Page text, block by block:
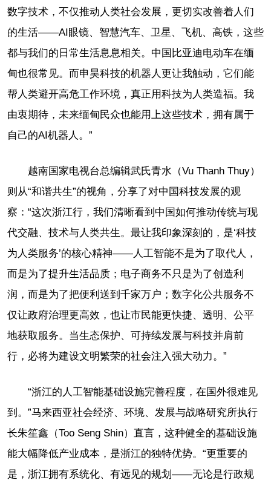
数字技术，不仅推动人类社会发展，更切实改善着人们
的生活——AI眼镜、智慧汽车、卫星、飞机、高铁，这些
都与我们的日常生活息息相关。中国比亚迪电动车在缅
甸也很常见。而申昊科技的机器人更让我触动，它们能
帮人类避开高危工作环境，真正用科技为人类造福。我
由衷期待，未来缅甸民众也能用上这些技术，拥有属于
自己的AI机器人。”
越南国家电视台总编辑武氏青水（Vu Thanh Thuy）
则从“和谐共生”的视角，分享了对中国科技发展的观
察：“这次浙江行，我们清晰看到中国如何推动传统与现
代交融、技术与人类共生。最让我印象深刻的，是‘科技
为人类服务’的核心精神——人工智能不是为了取代人，
而是为了提升生活品质；电子商务不只是为了创造利
润，而是为了把便利送到千家万户；数字化公共服务不
仅让政府治理更高效，也让市民能更快捷、透明、公平
地获取服务。当生态保护、可持续发展与科技并肩前
行，必将为建设文明繁荣的社会注入强大动力。”
“浙江的人工智能基础设施完善程度，在国外很难见
到。”马来西亚社会经济、环境、发展与战略研究所执行
长朱笙鑫（Too Seng Shin）直言，这种健全的基础设施
能大幅降低产业成本，是浙江的独特优势。“更重要的
是，浙江拥有系统化、有远见的规划——无论是行政规